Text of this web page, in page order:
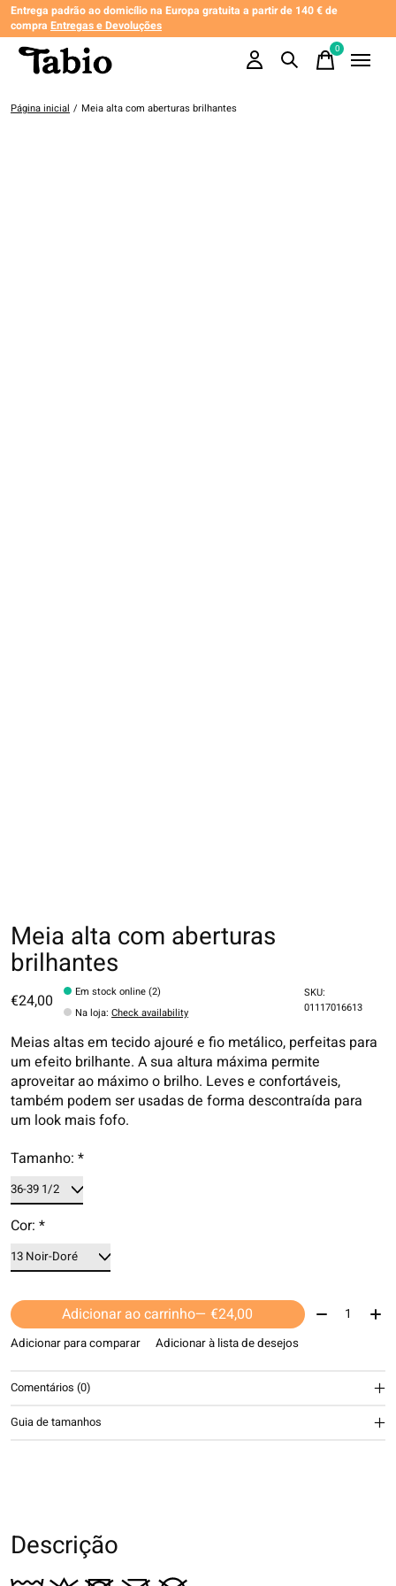
Entrega padrão ao domicílio na Europa gratuita a partir de 140 € de
compra Entregas e Devoluções
0items
Página inicial / Meia alta com aberturas brilhantes
Meia alta com aberturas
brilhantes
€24,00
Em stock online (2)
Na loja:Check availability
SKU:
01117016613
Meias altas em tecido ajouré e fio metálico, perfeitas para
um efeito brilhante. A sua altura máxima permite
aproveitar ao máximo o brilho. Leves e confortáveis,
também podem ser usadas de forma descontraída para
um look mais fofo.
Tamanho: *
Cor: *
Adicionar ao carrinho — €24,00 Quantidade:
Adicionar para comparar Adicionar à lista de desejos
Comentários (0)
Guia de tamanhos
Descrição